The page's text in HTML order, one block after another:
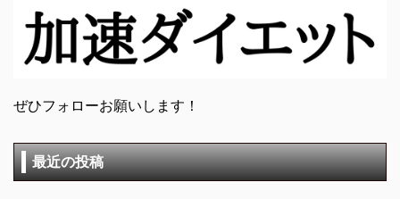
ぜひフォローお願いします！
最近の投稿